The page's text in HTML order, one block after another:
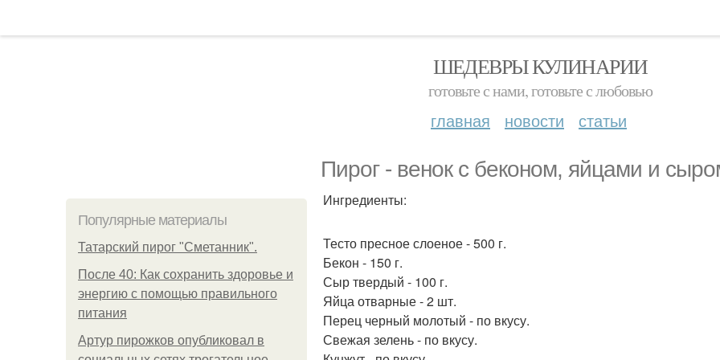
ШЕДЕВРЫ КУЛИНАРИИ
готовьте с нами, готовьте с любовью
главная новости статьи
Пирог - венок с беконом, яйцами и
Популярные материалы
Татарский пирог "Сметанник".
После 40: Как сохранить здоровье и
энергию с помощью правильного
питания
Артур пирожков опубликовал в
Ингредиенты:
Тесто пресное слоеное - 500 г.
Бекон - 150 г.
Сыр твердый - 100 г.
Яйца отварные - 2 шт.
Перец черный молотый - по вкусу.
Свежая зелень - по вкусу.